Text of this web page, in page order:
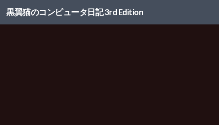
コンテンツへスキップ
黒翼猫のコンピュータ日記 3rd Edition